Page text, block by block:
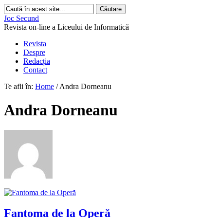
Joc Secund
Revista on-line a Liceului de Informatică
Revista
Despre
Redacția
Contact
Te afli în: Home / Andra Dorneanu
Andra Dorneanu
Fantoma de la Operă